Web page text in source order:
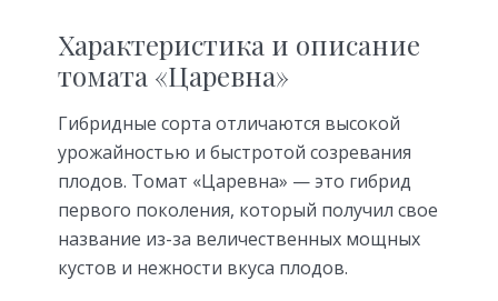
Характеристика и описание
томата «Царевна»
Гибридные сорта отличаются высокой
урожайностью и быстротой созревания
плодов. Томат «Царевна» — это гибрид
первого поколения, который получил свое
название из-за величественных мощных
кустов и нежности вкуса плодов.